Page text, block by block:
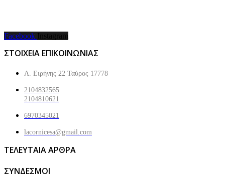
Facebook Instagram
ΣΤΟΙΧΕΙΑ ΕΠΙΚΟΙΝΩΝΙΑΣ
Λ. Ειρήνης 22 Ταύρος 17778
2104832565
2104810621
6970345021
lacornicesa@gmail.com
ΤΕΛΕΥΤΑΙΑ ΑΡΘΡΑ
ΣΥΝΔΕΣΜΟΙ